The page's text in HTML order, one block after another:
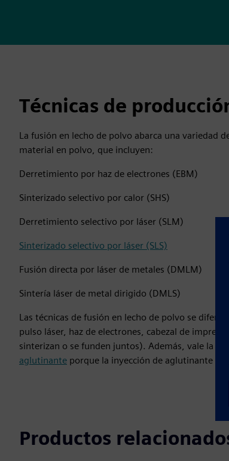
Técnicas de
La fusión en lecho de polvo abarca una variedad
material en polvo, que incluyen:
Derretimiento por haz de electrones (EBM)
Sinterizado selectivo por calor (SHS)
Derretimiento selectivo por láser (SLM)
Sinterizado selectivo por láser (SLS)
Fusión directa por láser de metales (DMLM)
Sintería láser de metal dirigido (DMLS)
Las técnicas de fusión en lecho de polvo se
pulso láser, haz de electrones, cabezal de
sinterizan o se funden juntos). Además, vale la
aglutinante porque la inyección de aglutinante
Productos